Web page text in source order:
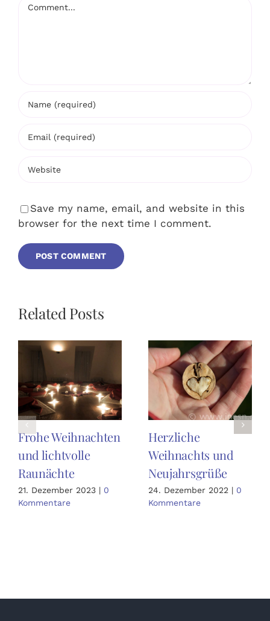
Save my name, email, and website in this
browser for the next time I comment.
Related Posts
Frohe Weihnachten
und lichtvolle
Raunächte
21. Dezember 2023 | 0
Kommentare
Herzliche
Weihnachts und
Neujahrsgrüße
24. Dezember 2022 | 0
Kommentare